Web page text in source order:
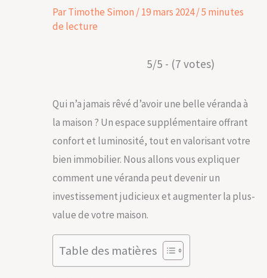
ParTimothe Simon /19 mars 2024/5 minutes
de lecture
5/5 - (7 votes)
Qui n’a jamais rêvé d’avoir une belle véranda à
la maison ? Un espace supplémentaire offrant
confort et luminosité, tout en valorisant votre
bien immobilier. Nous allons vous expliquer
comment une véranda peut devenir un
investissement judicieux et augmenter la plus-
value de votre maison.
Table des matières